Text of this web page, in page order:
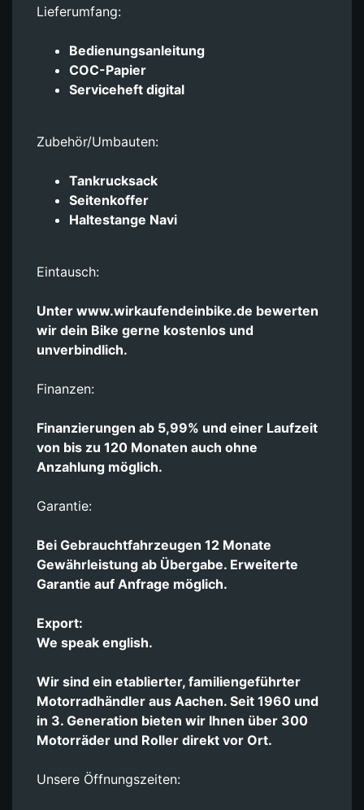
Lieferumfang:
Bedienungsanleitung
COC-Papier
Serviceheft digital
Zubehör/Umbauten:
Tankrucksack
Seitenkoffer
Haltestange Navi
Eintausch:
Unter www.wirkaufendeinbike.de bewerten
wir dein Bike gerne kostenlos und
unverbindlich.
Finanzen:
Finanzierungen ab 5,99% und einer Laufzeit
von bis zu 120 Monaten auch ohne
Anzahlung möglich.
Garantie:
Bei Gebrauchtfahrzeugen 12 Monate
Gewährleistung ab Übergabe. Erweiterte
Garantie auf Anfrage möglich.
Export:
We speak english.
Wir sind ein etablierter, familiengeführter
Motorradhändler aus Aachen. Seit 1960 und
in 3. Generation bieten wir Ihnen über 300
Motorräder und Roller direkt vor Ort.
Unsere Öffnungszeiten: